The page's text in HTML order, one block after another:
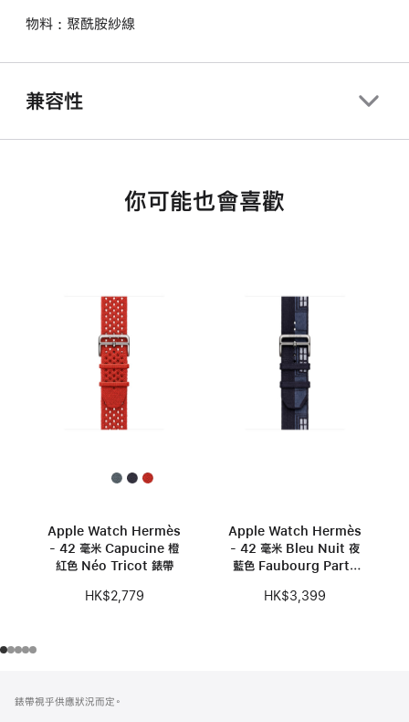
物料 : 聚酰胺紗線
兼容性
你可能也會喜歡
Apple Watch Hermès
- 42 毫米 Capucine 橙
紅色 Néo Tricot 錶帶
HK$2,779
Apple Watch Hermès
- 42 毫米 Bleu Nuit 夜
藍色 Faubourg Party
HK$3,399
腳
腳
錶帶視乎供應狀況而定。